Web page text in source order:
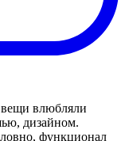
влюбляли
дизайном.
функционал